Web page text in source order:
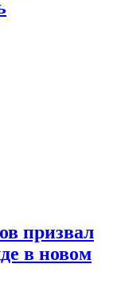
призвал
в новом